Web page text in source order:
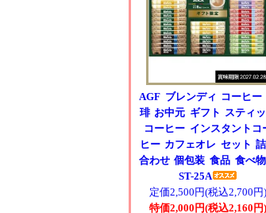
AGF ブレンディ コーヒー
琲 お中元 ギフト スティ
コーヒー インスタントコ
ヒー カフェオレ セット
合わせ 個包装 食品 食べ
ST-25A
定価2,500円(税込2,700円)
特価2,000円(税込2,160円)